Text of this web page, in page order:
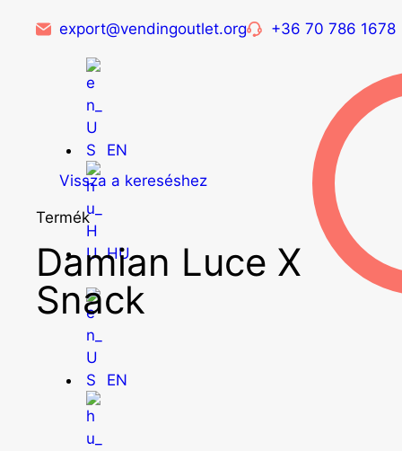
export@vendingoutlet.org +36 70 786 1678
EN
HU
EN
Vissza a kereséshez
Termék
Damian Luce X
Snack